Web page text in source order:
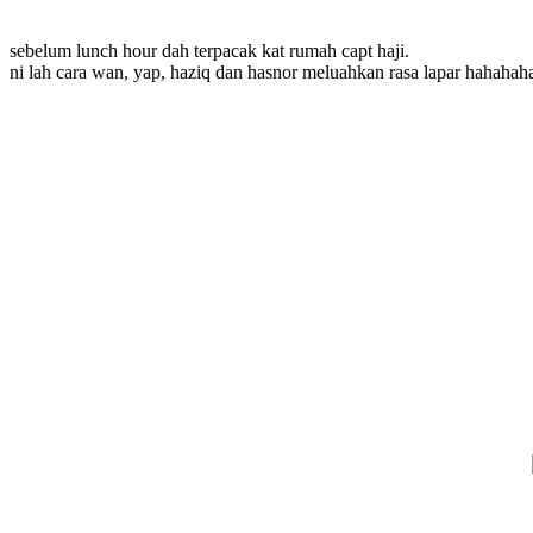
sebelum lunch hour dah terpacak kat rumah capt haji.
ni lah cara wan, yap, haziq dan hasnor meluahkan rasa lapar